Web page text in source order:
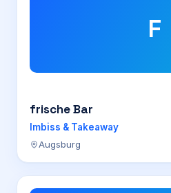
F
frische Bar
Imbiss & Takeaway
Augsburg